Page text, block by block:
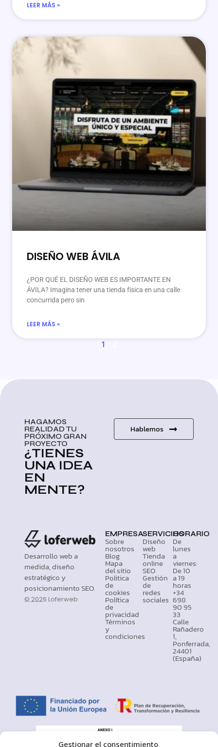
Gestionar el consentimiento
LEER MÁS »
DISEÑO WEB ÁVILA
¿POR QUÉ EL DISEÑO WEB ES IMPORTANTE EN
ÁVILA? Imagina tener una tienda física en una calle
concurrida pero sin
LEER MÁS »
1
HAGAMOS
REALIDAD TU
PRÓXIMO GRAN
PROYECTO
¿TIENES
UNA IDEA
EN
MENTE?
Hablemos
Desarrollo web a
medida, diseño
estratégico y
posicionamiento SEO.
© 2026 Loferweb
EMPRESA
Sobre
nosotros
Blog
Mapa
del sitio
Politica
de
cookies
Política
de
privacidad
Términos
y
condiciones
SERVICIOS
Diseño
web
Tienda
online
SEO
Gestión
de
redes
sociales
HORARIO
De
lunes
a
viernes:
De 10
a 19
horas
+34
698
90 95
33
Calle
Rañadero
1,
Ponferrada,
24401
(España)